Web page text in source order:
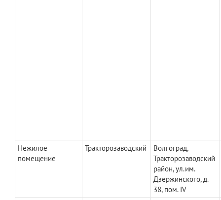
Нежилое
помещение
Тракторозаводский
Волгоград,
Тракторозаводский
район, ул.им.
Дзержинского, д.
38, пом. IV